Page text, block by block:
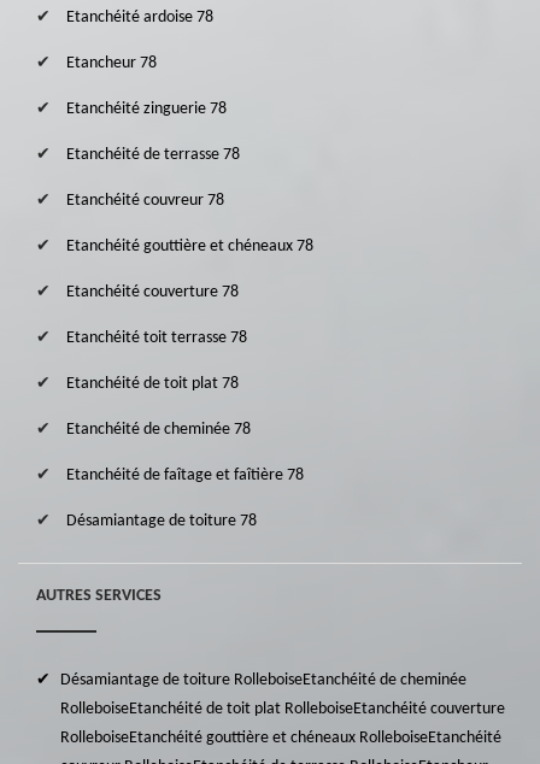
Etanchéité ardoise 78
Etancheur 78
Etanchéité zinguerie 78
Etanchéité de terrasse 78
Etanchéité couvreur 78
Etanchéité gouttière et chéneaux 78
Etanchéité couverture 78
Etanchéité toit terrasse 78
Etanchéité de toit plat 78
Etanchéité de cheminée 78
Etanchéité de faîtage et faîtière 78
Désamiantage de toiture 78
AUTRES SERVICES
Désamiantage de toiture RolleboiseEtanchéité de cheminée
RolleboiseEtanchéité de toit plat RolleboiseEtanchéité couverture
RolleboiseEtanchéité gouttière et chéneaux RolleboiseEtanchéité